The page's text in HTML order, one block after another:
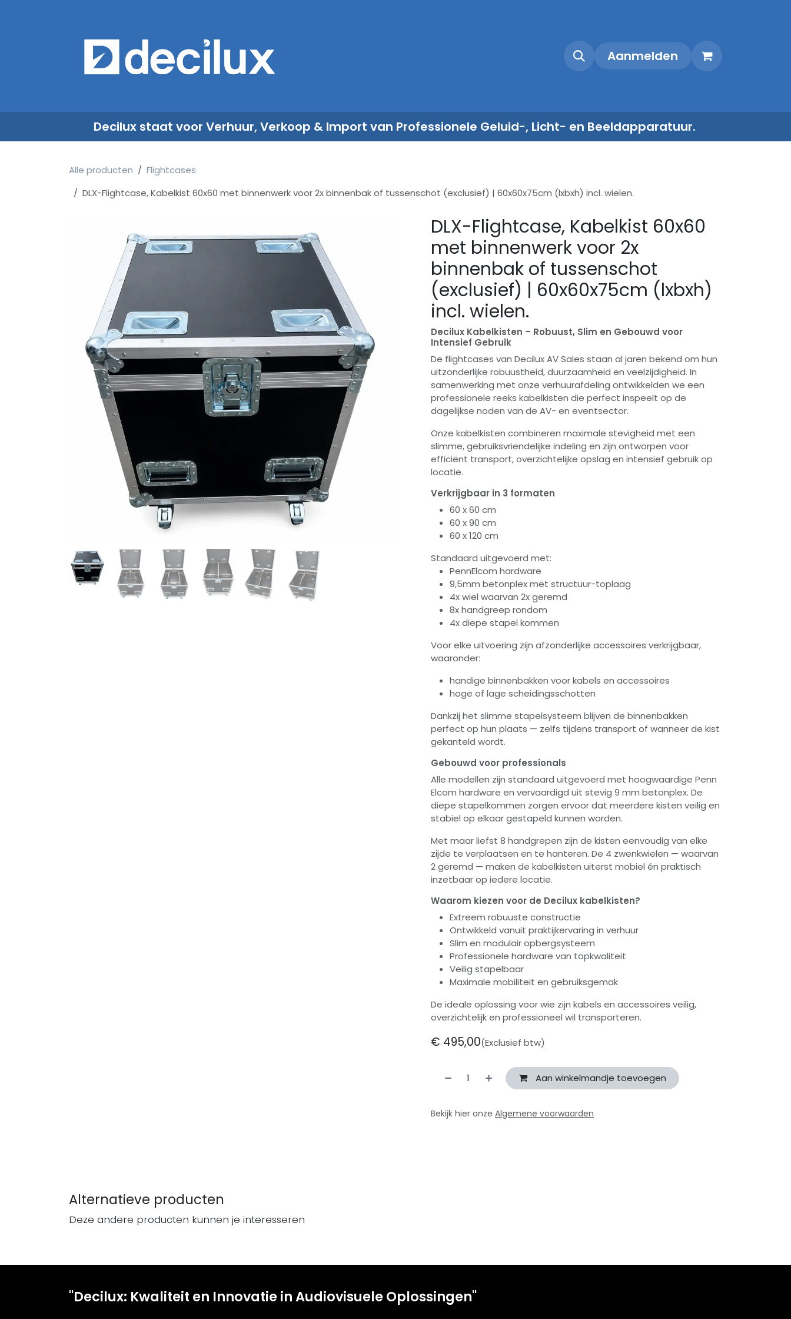
ContactAanmelden
Decilux staat voor Verhuur, Verkoop & Import van Professionele Geluid-, Licht- en Beeldapparatuur.
Alle producten
Flightcases
DLX-Flightcase, Kabelkist 60x60 met binnenwerk voor 2x binnenbak of tussenschot (exclusief) | 60x60x75cm (lxbxh) incl. wielen.
DLX-Flightcase, Kabelkist 60x60
met binnenwerk voor 2x
binnenbak of tussenschot
(exclusief) | 60x60x75cm (lxbxh)
incl. wielen.
Decilux Kabelkisten – Robuust, Slim en Gebouwd voor
Intensief Gebruik
De flightcases van Decilux AV Sales staan al jaren bekend om hun
uitzonderlijke robuustheid, duurzaamheid en veelzijdigheid. In
samenwerking met onze verhuurafdeling ontwikkelden we een
professionele reeks kabelkisten die perfect inspeelt op de
dagelijkse noden van de AV- en eventsector.
Onze kabelkisten combineren maximale stevigheid met een
slimme, gebruiksvriendelijke indeling en zijn ontworpen voor
efficiënt transport, overzichtelijke opslag en intensief gebruik op
locatie.
Verkrijgbaar in 3 formaten
60 x 60 cm
60 x 90 cm
60 x 120 cm
Standaard uitgevoerd met:
PennElcom hardware
9,5mm betonplex met structuur-toplaag
4x wiel waarvan 2x geremd
8x handgreep rondom
4x diepe stapel kommen
Voor elke uitvoering zijn afzonderlijke accessoires verkrijgbaar,
waaronder:
handige binnenbakken voor kabels en accessoires
hoge of lage scheidingsschotten
Dankzij het slimme stapelsysteem blijven de binnenbakken
perfect op hun plaats — zelfs tijdens transport of wanneer de kist
gekanteld wordt.
Gebouwd voor professionals
Alle modellen zijn standaard uitgevoerd met hoogwaardige Penn
Elcom hardware en vervaardigd uit stevig 9 mm betonplex. De
diepe stapelkommen zorgen ervoor dat meerdere kisten veilig en
stabiel op elkaar gestapeld kunnen worden.
Met maar liefst 8 handgrepen zijn de kisten eenvoudig van elke
zijde te verplaatsen en te hanteren. De 4 zwenkwielen — waarvan
2 geremd — maken de kabelkisten uiterst mobiel én praktisch
inzetbaar op iedere locatie.
Waarom kiezen voor de Decilux kabelkisten?
Extreem robuuste constructie
Ontwikkeld vanuit praktijkervaring in verhuur
Slim en modulair opbergsysteem
Professionele hardware van topkwaliteit
Veilig stapelbaar
Maximale mobiliteit en gebruiksgemak
De ideale oplossing voor wie zijn kabels en accessoires veilig,
overzichtelijk en professioneel wil transporteren.
€ 495,00(Exclusief btw)
Aan winkelmandje toevoegen
Bekijk hier onze Algemene voorwaarden
Alternatieve producten
Deze andere producten kunnen je interesseren
"Decilux: Kwaliteit en Innovatie in Audiovisuele Oplossingen"